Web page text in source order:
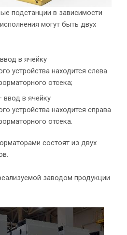
подстанции в зависимости
могут быть двух
в ячейку
устройства находится слева
отсека;
ввод в ячейку
устройства находится справа
отсека.
состоят из двух
заводом продукции